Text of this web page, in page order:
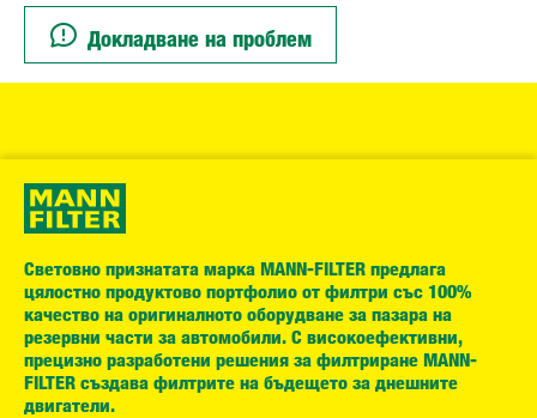
Докладване на проблем
Световно признатата марка MANN-FILTER предлага
цялостно продуктово портфолио от филтри със 100%
качество на оригиналното оборудване за пазара на
резервни части за автомобили. С високоефективни,
прецизно разработени решения за филтриране MANN-
FILTER създава филтрите на бъдещето за днешните
двигатели.